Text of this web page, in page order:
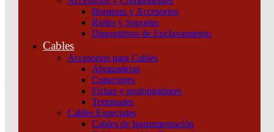
Borneras y Accesorios
Rieles y Soportes
Dispositivos de Enclavamiento
Cables
Accesorios para Cables
Abrazaderas
Conectores
Fichas y prolongadores
Terminales
Cables Especiales
Cables de Instrumentación